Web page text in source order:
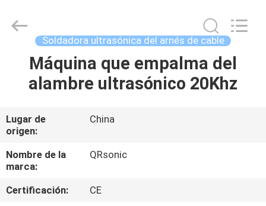
HOGAR
ACERCA
DE
Automation
Equipment
Soldadora ultrasónica del arnés de cable
Máquina que empalma del
alambre ultrasónico 20Khz
Lugar de
origen:
China
Nombre de la
marca:
QRsonic
Certificación:
CE